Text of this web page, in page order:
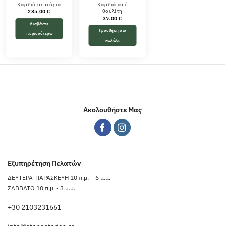
Καρδιά σεπτάρια
285.00€
Διαβάστε
περισσότερα
Καρδιά από
θουλίτη
39.00€
Προσθήκη στο
καλάθι
Ακολουθήστε Μας
Εξυπηρέτηση Πελατών
ΔΕΥΤΕΡΑ-ΠΑΡΑΣΚΕΥΗ 10 π.μ. – 6 μ.μ.
ΣΑΒΒΑΤΟ 10 π.μ. - 3 μ.μ.
+30 2103231661